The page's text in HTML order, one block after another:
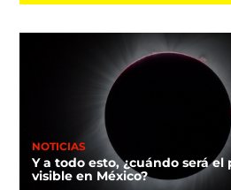
NOTICIAS
Y a todo esto, ¿cuándo será
visible en México?